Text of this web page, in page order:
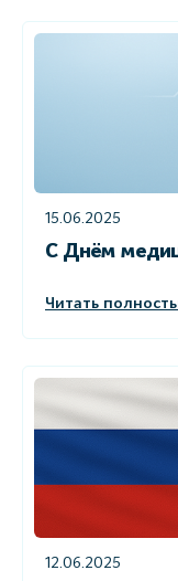
15.06.2025
С Днём
Читать
12.06.2025